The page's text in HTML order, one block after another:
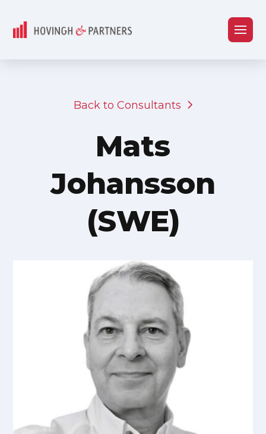
Back to Consultants
Mats
Johansson
(SWE)